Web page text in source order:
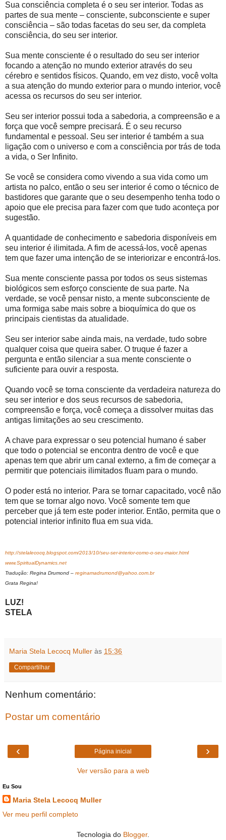
Sua consciência completa é o seu ser interior. Todas as
partes de sua mente – consciente, subconsciente e super
consciência – são todas facetas do seu ser, da completa
consciência, do seu ser interior.
Sua mente consciente é o resultado do seu ser interior
focando a atenção no mundo exterior através do seu
cérebro e sentidos físicos. Quando, em vez disto, você volta
a sua atenção do mundo exterior para o mundo interior, você
acessa os recursos do seu ser interior.
Seu ser interior possui toda a sabedoria, a compreensão e a
força que você sempre precisará. É o seu recurso
fundamental e pessoal. Seu ser interior é também a sua
ligação com o universo e com a consciência por trás de toda
a vida, o Ser Infinito.
Se você se considera como vivendo a sua vida como um
artista no palco, então o seu ser interior é como o técnico de
bastidores que garante que o seu desempenho tenha todo o
apoio que ele precisa para fazer com que tudo aconteça por
sugestão.
A quantidade de conhecimento e sabedoria disponíveis em
seu interior é ilimitada. A fim de acessá-los, você apenas
tem que fazer uma intenção de se interiorizar e encontrá-los.
Sua mente consciente passa por todos os seus sistemas
biológicos sem esforço consciente de sua parte. Na
verdade, se você pensar nisto, a mente subconsciente de
uma formiga sabe mais sobre a bioquímica do que os
principais cientistas da atualidade.
Seu ser interior sabe ainda mais, na verdade, tudo sobre
qualquer coisa que queira saber. O truque é fazer a
pergunta e então silenciar a sua mente consciente o
suficiente para ouvir a resposta.
Quando você se torna consciente da verdadeira natureza do
seu ser interior e dos seus recursos de sabedoria,
compreensão e força, você começa a dissolver muitas das
antigas limitações ao seu crescimento.
A chave para expressar o seu potencial humano é saber
que todo o potencial se encontra dentro de você e que
apenas tem que abrir um canal externo, a fim de começar a
permitir que potenciais ilimitados fluam para o mundo.
O poder está no interior. Para se tornar capacitado, você não
tem que se tornar algo novo. Você somente tem que
perceber que já tem este poder interior. Então, permita que o
potencial interior infinito flua em sua vida.
http://stelalecocq.blogspot.com/2013/10/seu-ser-interior-como-o-seu-maior.html
www.SpiritualDynamics.net
Tradução: Regina Drumond – reginamadrumond@yahoo.com.br
Grata Regina!
LUZ!
STELA
Maria Stela Lecocq Muller às 15:36
Compartilhar
Nenhum comentário:
Postar um comentário
‹ ›
Página inicial
Ver versão para a web
Eu Sou
Maria Stela Lecocq Muller
Ver meu perfil completo
Tecnologia do Blogger.